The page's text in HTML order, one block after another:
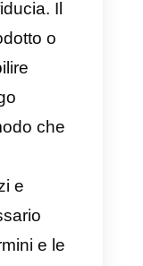
le soluzioni
dai
prodotto o
il suddetto